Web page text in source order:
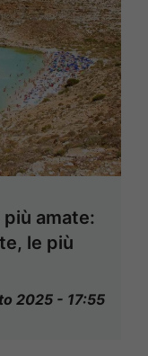
amate:
le più
2025 - 17:55